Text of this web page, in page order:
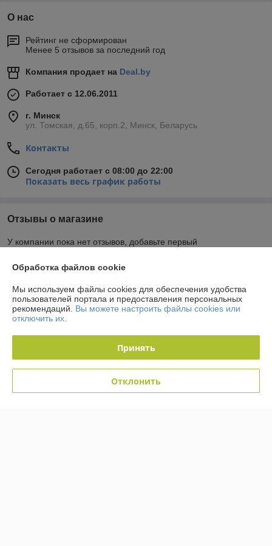
О нас
Рейтинг не сформирован
Менее 5 отзывов за последний год
Компания продает на Deal.by
Работает с 12.06.2011
г. Минск
ул. Томская, д.65, корп.2, Минск, Беларусь
Контакты
Сегодня работает с 08:00 до 22:00
Показать весь график работы
Отзывы о магазине
У компании пока нет отзывов, добавьте первый
Контакты
Доставка и оплата
График работы
Полная версия сайта
Обработка файлов cookie
Мы используем файлы cookies для обеспечения удобства
пользователей портала и предоставления персональных
рекомендаций. Вы можете настроить файлы cookies или
отключить их.
Принять
Отклонить